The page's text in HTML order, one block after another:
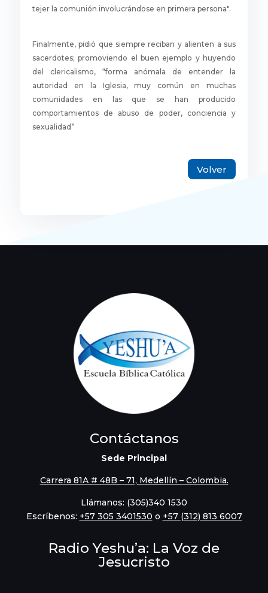
tejer la comunión involucrándose en primera persona".
Finalmente, pidió que siempre reciban y alienten a sus
sacerdotes; promoviendo el buen ejemplo y huyendo
del clericalismo, “forma anómala de entender la
autoridad en la Iglesia, muy común en muchas
comunidades en las que se han producido
comportamientos de abuso de poder, conciencia y
sexualidad”
Volver
Contáctanos
Sede Principal
Carrera 81A # 48B – 71, Medellín – Colombia.
Llámanos: (305)340 1530
Escríbenos: ‪+57 305 3401530‬ o +57 (312) 813 6007
Radio Yeshu’a: La Voz de
Jesucristo